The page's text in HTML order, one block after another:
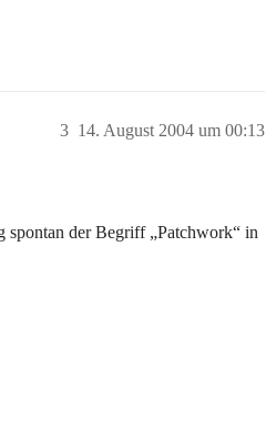
14. August 2004 um 00:13
3
spontan der Begriff „Patchwork“ in